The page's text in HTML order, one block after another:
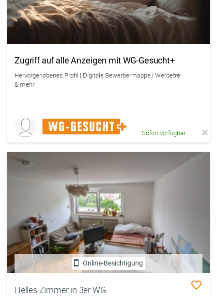
Zugriff auf alle Anzeigen mit WG-Gesucht+
Hervorgehobenes Profil | Digitale Bewerbermappe | Werbefrei
& mehr
Sofort verfügbar
Online-Besichtigung
Helles Zimmer in 3er WG